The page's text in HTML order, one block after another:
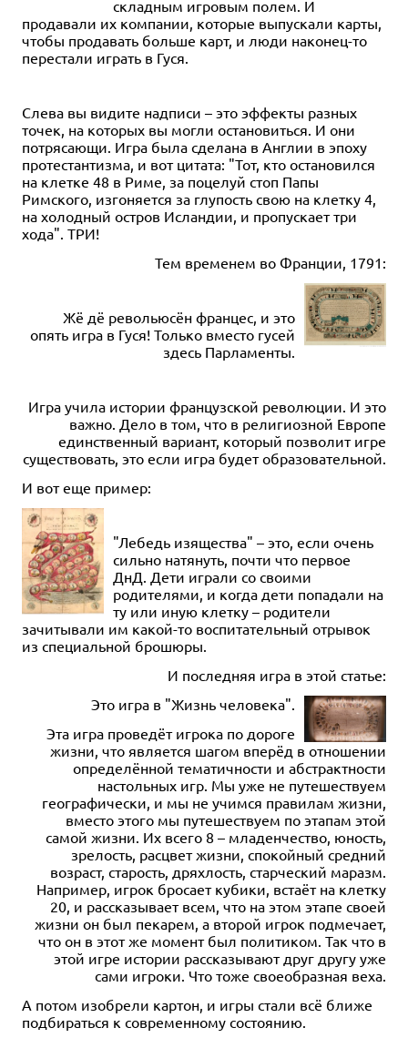
складным игровым полем. И
продавали их компании, которые выпускали карты,
чтобы продавать больше карт, и люди наконец-то
перестали играть в Гуся.
Слева вы видите надписи – это эффекты разных
точек, на которых вы могли остановиться. И они
потрясающи. Игра была сделана в Англии в эпоху
протестантизма, и вот цитата: "Тот, кто остановился
на клетке 48 в Риме, за поцелуй стоп Папы
Римского, изгоняется за глупость свою на клетку 4,
на холодный остров Исландии, и пропускает три
хода". ТРИ!
Тем временем во Франции, 1791:
Жё дё револьюсён францес, и это
опять игра в Гуся! Только вместо гусей
здесь Парламенты.
Игра учила истории французской революции. И это
важно. Дело в том, что в религиозной Европе
единственный вариант, который позволит игре
существовать, это если игра будет образовательной.
И вот еще пример:
"Лебедь изящества" – это, если очень
сильно натянуть, почти что первое
ДнД. Дети играли со своими
родителями, и когда дети попадали на
ту или иную клетку – родители
зачитывали им какой-то воспитательный отрывок
из специальной брошюры.
И последняя игра в этой статье:
Это игра в "Жизнь человека".
Эта игра проведёт игрока по дороге
жизни, что является шагом вперёд в отношении
определённой тематичности и абстрактности
настольных игр. Мы уже не путешествуем
географически, и мы не учимся правилам жизни,
вместо этого мы путешествуем по этапам этой
самой жизни. Их всего 8 – младенчество, юность,
зрелость, расцвет жизни, спокойный средний
возраст, старость, дряхлость, старческий маразм.
Например, игрок бросает кубики, встаёт на клетку
20, и рассказывает всем, что на этом этапе своей
жизни он был пекарем, а второй игрок подмечает,
что он в этот же момент был политиком. Так что в
этой игре истории рассказывают друг другу уже
сами игроки. Что тоже своеобразная веха.
А потом изобрели картон, и игры стали всё ближе
подбираться к современному состоянию.